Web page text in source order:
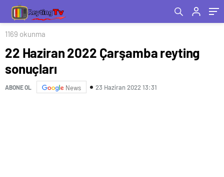
1169 okunma
22 Haziran 2022 Çarşamba reyting
sonuçları
ABONE OL News 23 Haziran 2022 13:31